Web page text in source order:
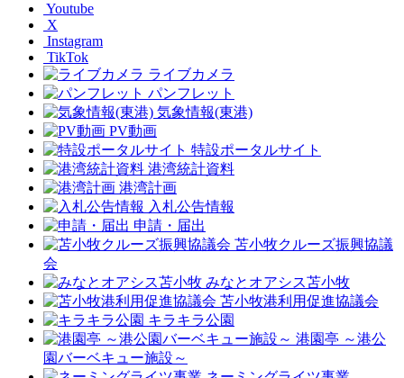
Youtube
X
Instagram
TikTok
ライブカメラ
パンフレット
気象情報(東港)
PV動画
特設ポータルサイト
港湾統計資料
港湾計画
入札公告情報
申請・届出
苫小牧クルーズ振興協議
会
みなとオアシス苫小牧
苫小牧港利用促進協議会
キラキラ公園
港園亭 ～港公
園バーベキュー施設～